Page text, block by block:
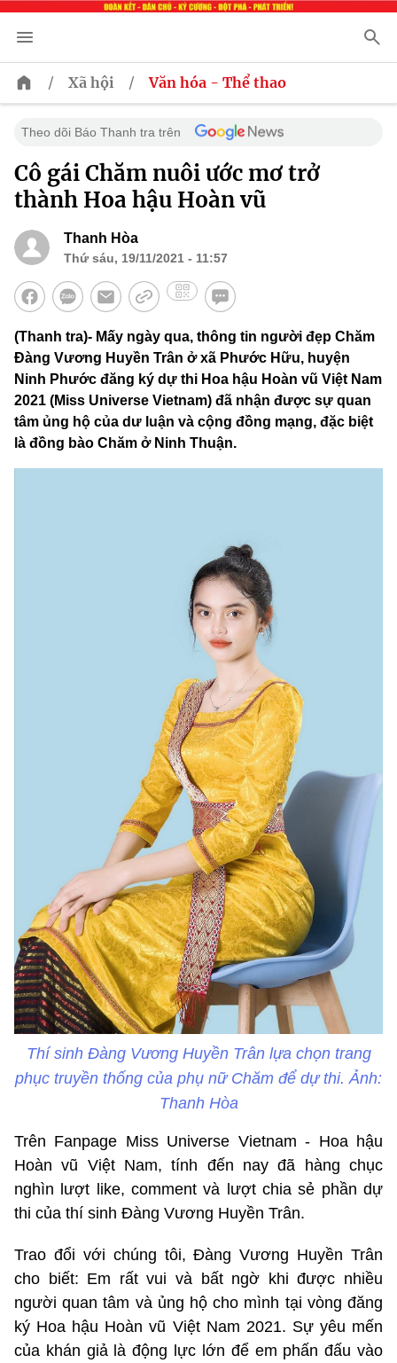
/ Xã hội / Văn hóa - Thể thao
Theo dõi Báo Thanh tra trên
Cô gái Chăm nuôi ước mơ trở
thành Hoa hậu Hoàn vũ
Thanh Hòa
Thứ sáu, 19/11/2021 - 11:57
(Thanh tra)- Mấy ngày qua, thông tin người đẹp Chăm
Đàng Vương Huyền Trân ở xã Phước Hữu, huyện
Ninh Phước đăng ký dự thi Hoa hậu Hoàn vũ Việt Nam
2021 (Miss Universe Vietnam) đã nhận được sự quan
tâm ủng hộ của dư luận và cộng đồng mạng, đặc biệt
là đồng bào Chăm ở Ninh Thuận.
Thí sinh Đàng Vương Huyền Trân lựa chọn trang
phục truyền thống của phụ nữ Chăm để dự thi. Ảnh:
Thanh Hòa
Trên Fanpage Miss Universe Vietnam - Hoa hậu
Hoàn vũ Việt Nam, tính đến nay đã hàng chục
nghìn lượt like, comment và lượt chia sẻ phần dự
thi của thí sinh Đàng Vương Huyền Trân.
Trao đổi với chúng tôi, Đàng Vương Huyền Trân
cho biết: Em rất vui và bất ngờ khi được nhiều
người quan tâm và ủng hộ cho mình tại vòng đăng
ký Hoa hậu Hoàn vũ Việt Nam 2021. Sự yêu mến
của khán giả là động lực lớn để em phấn đấu vào